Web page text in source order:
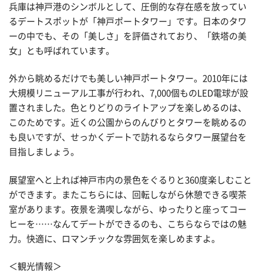
兵庫は神戸港のシンボルとして、圧倒的な存在感を放ってい
るデートスポットが「神戸ポートタワー」です。日本のタワ
ーの中でも、その「美しさ」を評価されており、「鉄塔の美
女」とも呼ばれています。
外から眺めるだけでも美しい神戸ポートタワー。2010年には
大規模リニューアル工事が行われ、7,000個ものLED電球が設
置されました。色とりどりのライトアップを楽しめるのは、
このためです。近くの公園からのんびりとタワーを眺めるの
も良いですが、せっかくデートで訪れるならタワー展望台を
目指しましょう。
展望室へと上れば神戸市内の景色をぐるりと360度楽しむこと
ができます。またこちらには、回転しながら休憩できる喫茶
室があります。夜景を満喫しながら、ゆったりと座ってコー
ヒーを……なんてデートができるのも、こちらならではの魅
力。快適に、ロマンチックな雰囲気を楽しめますよ。
＜観光情報＞